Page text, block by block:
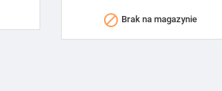
 Brak na magazynie